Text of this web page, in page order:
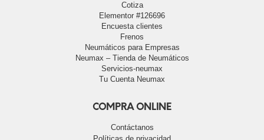
Cotiza
Elementor #126696
Encuesta clientes
Frenos
Neumáticos para Empresas
Neumax – Tienda de Neumáticos
Servicios-neumax
Tu Cuenta Neumax
COMPRA ONLINE
Contáctanos